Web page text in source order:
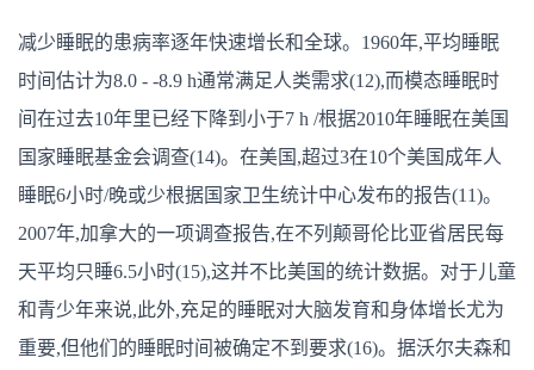
学
文
写:
少
睡
眠
减少睡眠的患病率逐年快速增长和全球。1960年,平均睡眠
时间估计为8.0 - -8.9 h通常满足人类需求(12),而模态睡眠时
间在过去10年里已经下降到小于7 h /根据2010年睡眠在美国
国家睡眠基金会调查(14)。在美国,超过3在10个美国成年人
睡眠6小时/晚或少根据国家卫生统计中心发布的报告(11)。
2007年,加拿大的一项调查报告,在不列颠哥伦比亚省居民每
天平均只睡6.5小时(15),这并不比美国的统计数据。对于儿童
和青少年来说,此外,充足的睡眠对大脑发育和身体增长尤为
重要,但他们的睡眠时间被确定不到要求(16)。据沃尔夫森和